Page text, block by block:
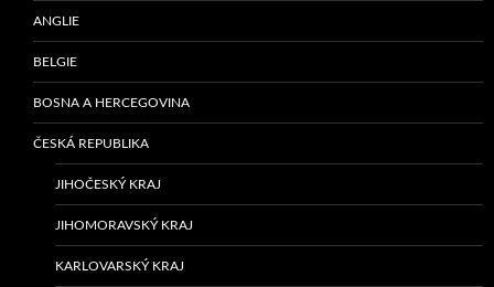
ANGLIE
BELGIE
BOSNA A HERCEGOVINA
ČESKÁ REPUBLIKA
JIHOČESKÝ KRAJ
JIHOMORAVSKÝ KRAJ
KARLOVARSKÝ KRAJ